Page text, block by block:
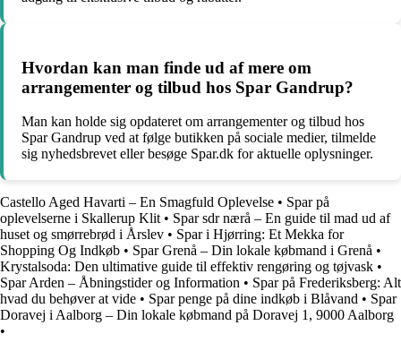
Hvordan kan man finde ud af mere om
arrangementer og tilbud hos Spar Gandrup?
Man kan holde sig opdateret om arrangementer og tilbud hos
Spar Gandrup ved at følge butikken på sociale medier, tilmelde
sig nyhedsbrevet eller besøge Spar.dk for aktuelle oplysninger.
Castello Aged Havarti – En Smagfuld Oplevelse • Spar på
oplevelserne i Skallerup Klit• Spar sdr nærå – En guide til mad ud af
huset og smørrebrød i Årslev • Spar i Hjørring: Et Mekka for
Shopping Og Indkøb • Spar Grenå – Din lokale købmand i Grenå •
Krystalsoda: Den ultimative guide til effektiv rengøring og tøjvask •
Spar Arden – Åbningstider og Information • Spar på Frederiksberg: Alt
hvad du behøver at vide • Spar penge på dine indkøb i Blåvand • Spar
Doravej i Aalborg – Din lokale købmand på Doravej 1, 9000 Aalborg
•